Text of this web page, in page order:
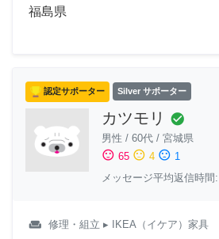
福島県
認定サポーター Silver サポーター
カツモリ check_circle
男性 / 60代 / 宮城県
sentiment_satisfied 65 sentiment_neutral 4 sentiment_dissatisfied 1
メッセージ平均返信時間
weekend 修理・組立 ▸ IKEA（イケア）家具